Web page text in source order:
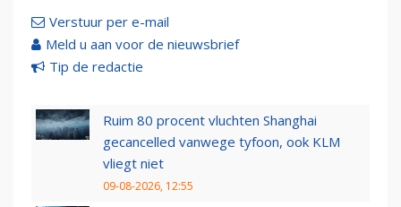
Verstuur per e-mail
Meld u aan voor de nieuwsbrief
Tip de redactie
Ruim 80 procent vluchten Shanghai
gecancelled vanwege tyfoon, ook KLM
vliegt niet
09-08-2026, 12:55